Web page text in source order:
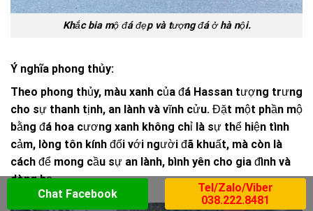
Khắc bia mộ đá đẹp và tượng đá ở hà nội.
Ý nghĩa phong thủy:
Theo phong thủy, màu xanh của đá Hassan tượng trưng
cho sự thanh tịnh, an lành và vĩnh cửu. Đặt một phần mộ
bằng đá hoa cương xanh không chỉ là sự thể hiện tình
cảm, lòng tôn kính đối với người đã khuất, mà còn là
cách để mong cầu sự an lành, bình yên cho gia đình và
dòng họ.
Chat Facebook
Tel/Zalo/Viber
038.222.8481